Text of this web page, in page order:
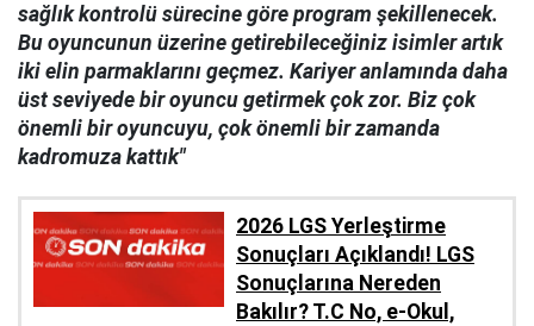
sağlık kontrolü sürecine göre program şekillenecek.
Bu oyuncunun üzerine getirebileceğiniz isimler artık
iki elin parmaklarını geçmez. Kariyer anlamında daha
üst seviyede bir oyuncu getirmek çok zor. Biz çok
önemli bir oyuncuyu, çok önemli bir zamanda
kadromuza kattık"
2026 LGS Yerleştirme
Sonuçları Açıklandı! LGS
Sonuçlarına Nereden
Bakılır? T.C No, e-Okul,